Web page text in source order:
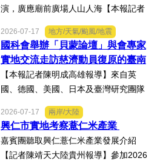
演，廣應廟前廣場人山人海【本報記者
陳明成高雄報導】台塑、南亞、台化及
台塑石化等四大公司邀請由當家小生孫
翠鳳領軍的明華園戲劇總團，周末晚在
高雄市林園區廣應廟公益演...
2026-07-17 地方/天氣/颱風/地震
國科會舉辦「貝蒙論壇」與會專家
實地交流走訪慈濟動員復原的臺南
楠西地震及丹娜絲風災區
【本報記者陳明成高雄報導】來自英
國、德國、美國、日本及臺灣研究團隊
及國際評審專家所參與為期四天，由國
科會舉辦的「貝蒙論壇」，實地交流活
動走訪臺南楠西地震及丹娜絲風災區，
慈濟動員資金與萬人次的復原...
2026-07-17 兩岸/大陸
興仁市實地考察薏仁米產業
嘉賓團聽取興仁薏仁米產業發展介紹
【記者陳靖天大陸貴州報導】參加2026